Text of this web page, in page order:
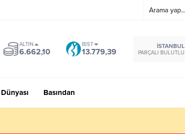
ALTIN
6.662,10
BIST
13.779,39
İSTANBUL
PARÇALI BULUTLU
Basından